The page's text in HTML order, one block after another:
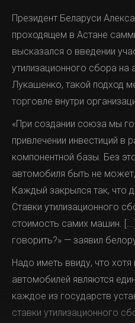
Президент Беларуси
проходящем в Астане
высказался о введении
утилизационного сбора
Лукашенко, такой подход
торговле внутри
«При создании союза мы
привлечении инвестиций в
компонентной базы. Без
автомобиля быть не
Каждый закрылся так, что
Ставки утилизационного
стоимость самих машин.
говорить?» — заявил
Надо иметь ввиду, что
автомобилей являются
каждое из государств
ставки утилизационного